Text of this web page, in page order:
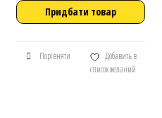
Придбати товар
Порівняти
Добавить в
список желаний